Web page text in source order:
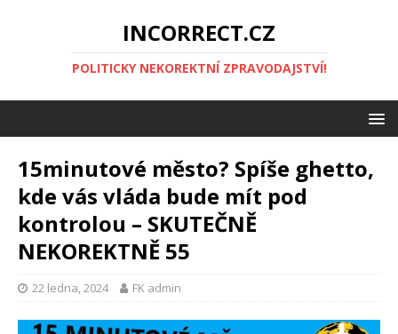
INCORRECT.CZ
POLITICKY NEKOREKTNÍ ZPRAVODAJSTVÍ!
15minutové město? Spíše ghetto,
kde vás vláda bude mít pod
kontrolou – SKUTEČNĚ
NEKOREKTNĚ 55
22 ledna, 2024 FK admin